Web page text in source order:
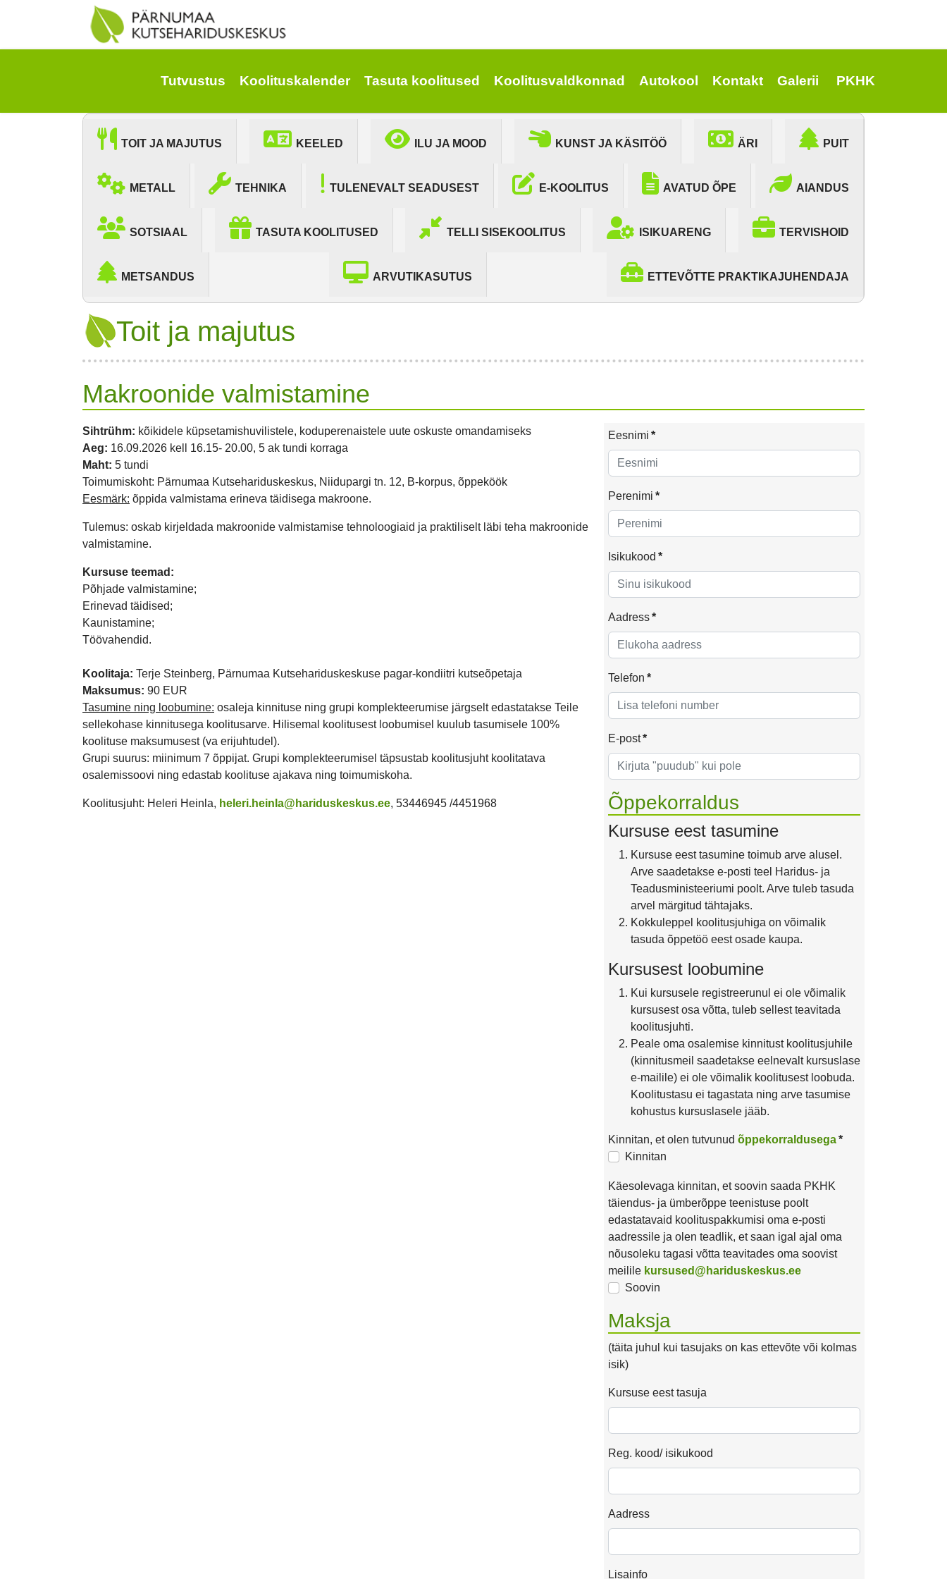
Tutvustus Koolituskalender Tasuta koolitused Koolitusvaldkonnad Autokool Kontakt Galerii PKHK
TOIT JA MAJUTUS KEELED ILU JA MOOD KUNST JA KÄSITÖÖ ÄRI PUIT
METALL TEHNIKA TULENEVALT SEADUSEST E-KOOLITUS AVATUD ÕPE AIANDUS
SOTSIAAL TASUTA KOOLITUSED TELLI SISEKOOLITUS ISIKUARENG TERVISHOID
METSANDUS ARVUTIKASUTUS ETTEVÕTTE PRAKTIKAJUHENDAJA
Toit ja majutus
Makroonide valmistamine
Sihtrühm: kõikidele küpsetamishuvilistele, koduperenaistele uute oskuste omandamiseks
Aeg: 16.09.2026 kell 16.15- 20.00, 5 ak tundi korraga
Maht: 5 tundi
Toimumiskoht: Pärnumaa Kutsehariduskeskus, Niidupargi tn. 12, B-korpus, õppeköök
Eesmärk: õppida valmistama erineva täidisega makroone.
Tulemus: oskab kirjeldada makroonide valmistamise tehnoloogiaid ja praktiliselt läbi teha makroonide
valmistamine.
Kursuse teemad:
Põhjade valmistamine;
Erinevad täidised;
Kaunistamine;
Töövahendid.
Koolitaja: Terje Steinberg, Pärnumaa Kutsehariduskeskuse pagar-kondiitri kutseõpetaja
Maksumus: 90 EUR
Tasumine ning loobumine: osaleja kinnituse ning grupi komplekteerumise järgselt edastatakse Teile
sellekohase kinnitusega koolitusarve. Hilisemal koolitusest loobumisel kuulub tasumisele 100%
koolituse maksumusest (va erijuhtudel).
Grupi suurus: miinimum 7 õppijat. Grupi komplekteerumisel täpsustab koolitusjuht koolitatava
osalemissoovi ning edastab koolituse ajakava ning toimumiskoha.
Koolitusjuht: Heleri Heinla, heleri.heinla@hariduskeskus.ee, 53446945 /4451968
Eesnimi *
Perenimi *
Isikukood *
Aadress*
Telefon *
E-post*
Õppekorraldus
Kursuse eest tasumine
Kursuse eest tasumine toimub arve alusel.
Arve saadetakse e-posti teel Haridus- ja
Teadusministeeriumi poolt. Arve tuleb tasuda
arvel märgitud tähtajaks.
Kokkuleppel koolitusjuhiga on võimalik
tasuda õppetöö eest osade kaupa.
Kursusest loobumine
Kui kursusele registreerunul ei ole võimalik
kursusest osa võtta, tuleb sellest teavitada
koolitusjuhti.
Peale oma osalemise kinnitust koolitusjuhile
(kinnitusmeil saadetakse eelnevalt kursuslase
e-mailile) ei ole võimalik koolitusest loobuda.
Koolitustasu ei tagastata ning arve tasumise
kohustus kursuslasele jääb.
Kinnitan, et olen tutvunud õppekorraldusega*
Kinnitan
Käesolevaga kinnitan, et soovin saada PKHK
täiendus- ja ümberõppe teenistuse poolt
edastatavaid koolituspakkumisi oma e-posti
aadressile ja olen teadlik, et saan igal ajal oma
nõusoleku tagasi võtta teavitades oma soovist
meilile kursused@hariduskeskus.ee
Soovin
Maksja
(täita juhul kui tasujaks on kas ettevõte või kolmas
isik)
Kursuse eest tasuja
Reg. kood/ isikukood
Aadress
Lisainfo